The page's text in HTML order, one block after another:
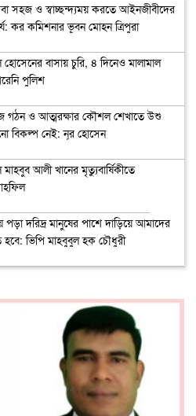
সহজ ও স্বাচ্ছন্দ্যময় করতে আইনজীবীদের
কর কমিশনার ভূবন মোহন ত্রিপুরা
হোসেনের বাসায় চুরি, ৪ দিনেও মালামাল
পুলিশ
গঠন ও আত্মরক্ষার কৌশল শেখাতে উশু
বিকল্প নেই: নূর হোসেন
আলী খানের মৃত্যুবার্ষিকীতে
পড়া দরিদ্র মানুষের পাশে দাড়িয়ে আমাদের
ভিপি মাহবুবুল হক চৌধুরী